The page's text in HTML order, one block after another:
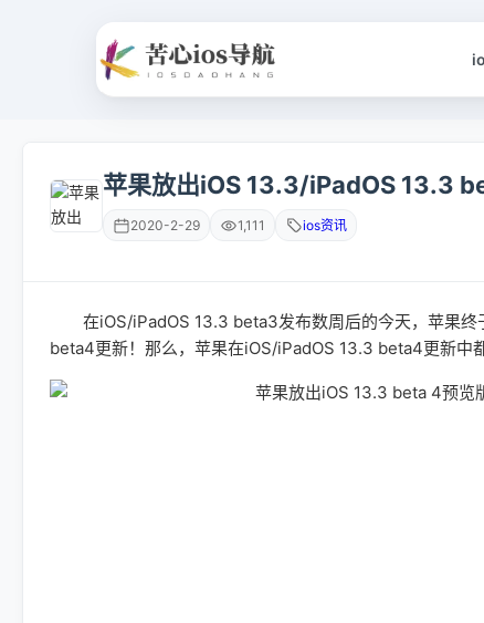
苹果放出iOS 13.3/iPadOS 13.3
2020-2-29 1,111 ios资讯
在iOS/iPadOS 13.3 beta3发布数周后的今天，苹果终
beta4更新！那么，苹果在iOS/iPadOS 13.3 beta4更新中